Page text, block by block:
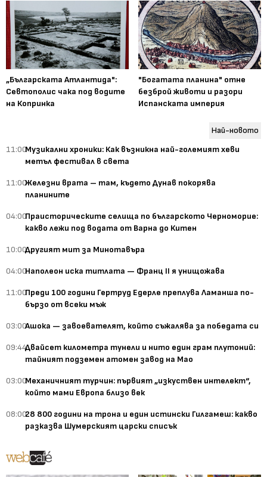
„Българската Атлантида":
Севтополис чака под водите
на Копринка
"Богатата планина" отне
безброй животи и разори
Испанската империя
Най-новото
11:00Музикални хроники: Как възникна най-големият хеви
метъл фестивал в света
11:00Железни врата – там, където Дунав покорява
планините
04:00Праисторическите селища по българското Черноморие:
какво лежи под водата от Варна до Китен
10:00Другият мит за Минотавъра
04:00Наполеон иска титлата — Франц II я унищожава
11:00Преди 100 години Гертруд Едерле преплува Ламанша по-
бързо от всеки мъж
03:00Ашока — завоевателят, който съжалява за победата си
09:44Двайсет километра тунели и нито един грам плутоний:
тайният подземен атомен завод на Мао
03:00Механичният турчин: първият „изкуствен интелект“,
който мами Европа близо век
08:0028 800 години на трона и един истински Гилгамеш: какво
разказва Шумерският царски списък